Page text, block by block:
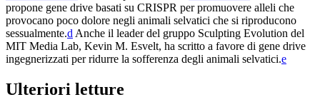
propone gene drive basati su CRISPR per promuovere alleli che
provocano poco dolore negli animali selvatici che si riproducono
sessualmente.⁠d Anche il leader del gruppo Sculpting Evolution del
MIT Media Lab, Kevin M. Esvelt, ha scritto a favore di gene drive
ingegnerizzati per ridurre la sofferenza degli animali selvatici.⁠e
Ulteriori letture